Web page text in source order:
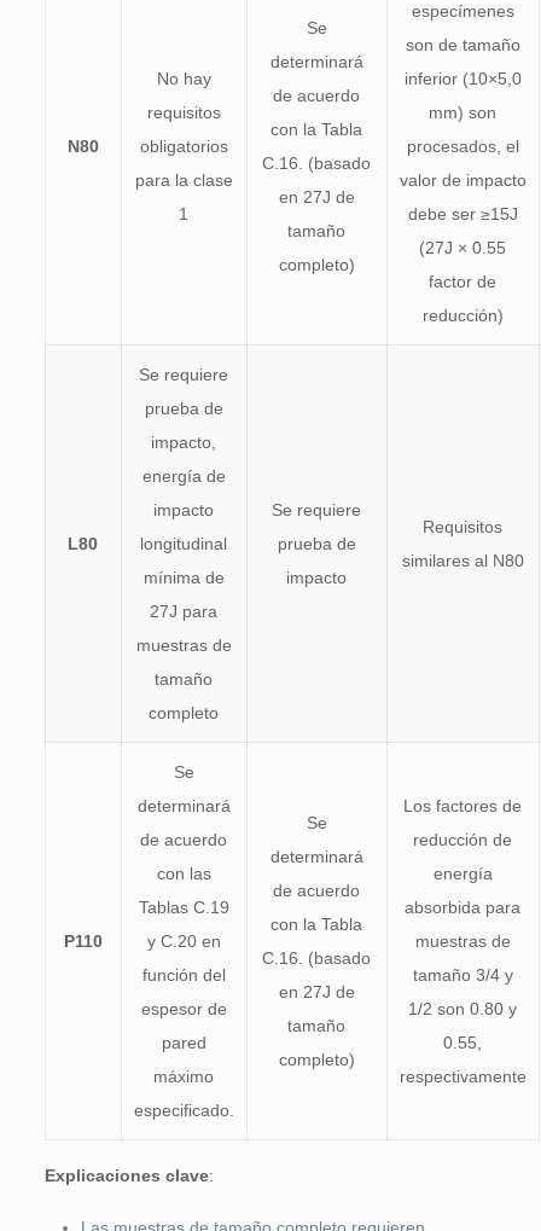
N80
No hay
requisitos
obligatorios
para la clase
1
Se
determinará
de acuerdo
con la Tabla
C.16. (basado
en 27J de
tamaño
completo)
especímenes
son de tamaño
inferior (10×5,0
mm) son
procesados, el
valor de impacto
debe ser ≥15J
(27J × 0.55
factor de
reducción)
L80
Se requiere
prueba de
impacto,
energía de
impacto
longitudinal
mínima de
27J para
muestras de
tamaño
completo
Se requiere
prueba de
impacto
Requisitos
similares al N80
P110
Se
determinará
de acuerdo
con las
Tablas C.19
y C.20 en
función del
espesor de
pared
máximo
especificado.
Se
determinará
de acuerdo
con la Tabla
C.16. (basado
en 27J de
tamaño
completo)
Los factores de
reducción de
energía
absorbida para
muestras de
tamaño 3/4 y
1/2 son 0.80 y
0.55,
respectivamente
Explicaciones clave: